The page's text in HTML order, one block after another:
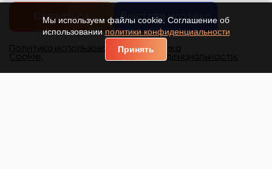
Связаться Быстрая ипотека
Политика использования
Cookie.
Политика
конфиденциальности.
Мы используем файлы cookie. Соглашение об
использовании политики конфиденциальности
Принять